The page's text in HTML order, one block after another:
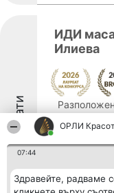
ОРЛИ
07:44
Здравейте, радваме
Лауреати
ИДИ
Илиева
масажни
Студиото